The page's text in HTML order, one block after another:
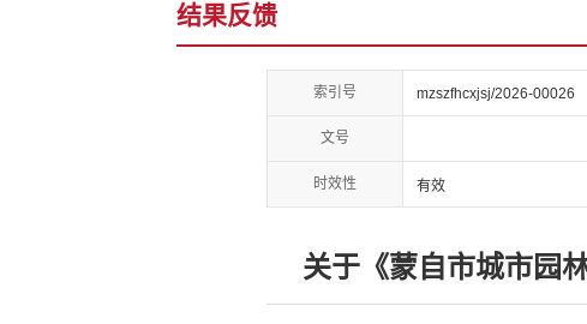
结果反馈
索引号 mzszfhcxjsj/2026-00026
文号
时效性 有效
关于《蒙自市城市园